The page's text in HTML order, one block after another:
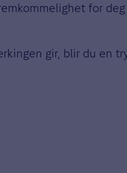
for
gir, blir du en